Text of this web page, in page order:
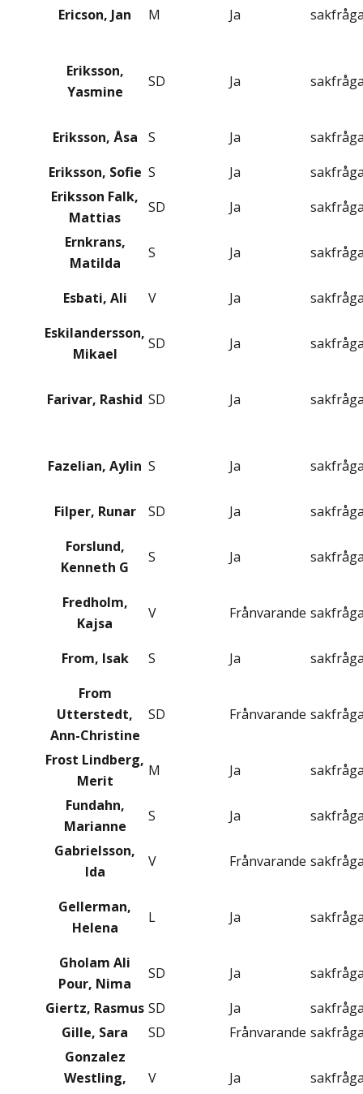
Ericson, Jan M Ja
Eriksson,
Yasmine
SD Ja
Eriksson, Åsa S Ja
Eriksson, Sofie S Ja
Eriksson Falk,
Mattias
SD Ja
Ernkrans,
Matilda
S Ja
Esbati, Ali V Ja
Eskilandersson,
Mikael
SD Ja
Farivar, Rashid SD Ja
Fazelian, Aylin S Ja
Filper, Runar SD Ja
Forslund,
Kenneth G
S Ja
Fredholm,
Kajsa
V Frånvarande
From, Isak S Ja
From
Utterstedt,
Ann-Christine
SD Frånvarande
Frost Lindberg,
Merit
M Ja
Fundahn,
Marianne
S Ja
Gabrielsson,
Ida
V Frånvarande
Gellerman,
Helena
L Ja
Gholam Ali
Pour, Nima
SD Ja
Giertz, Rasmus SD Ja
Gille, Sara
SD Frånvarande
Gonzalez
Westling,
V Ja